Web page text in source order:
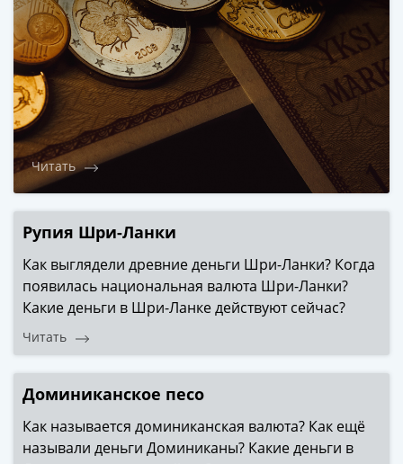
Пруссия
Саар
Священная
Римская
империя
Другие
Приднестровье
Украина
Монеты
Австралия
Океания
Азия
Америка
Африка
Европа
Другие
страны
Смешанные
лоты
Читать
Рупия Шри-Ланки
Как выглядели древние деньги Шри-Ланки? Когда
появилась национальная валюта Шри-Ланки?
Какие деньги в Шри-Ланке действуют сейчас?
Читать
Доминиканское песо
Как называется доминиканская валюта? Как ещё
называли деньги Доминиканы? Какие деньги в